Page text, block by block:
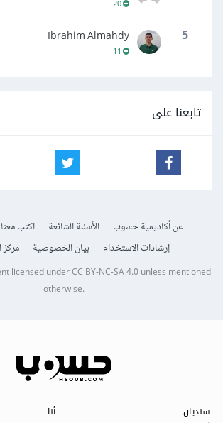
5
Ibrahim Almahdy
تابعنا على
عن أكاديمية حسوب الأسئلة الشائعة اكتب معنا
إرشادات الاستخدام
بيان الخصوصية مركز
licensed underCC BY-NC-SA 4.0unless mentioned
otherwise.